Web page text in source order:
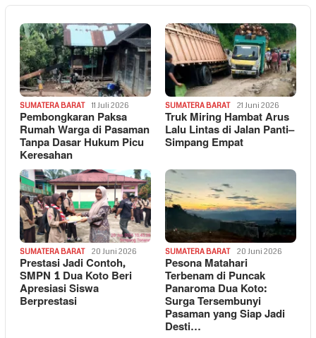
SUMATERA BARAT 11 Juli 2026
Pembongkaran Paksa
Rumah Warga di Pasaman
Tanpa Dasar Hukum Picu
Keresahan
SUMATERA BARAT 21 Juni 2026
Truk Miring Hambat Arus
Lalu Lintas di Jalan Panti–
Simpang Empat
SUMATERA BARAT 20 Juni 2026
Prestasi Jadi Contoh,
SMPN 1 Dua Koto Beri
Apresiasi Siswa
Berprestasi
SUMATERA BARAT 20 Juni 2026
Pesona Matahari
Terbenam di Puncak
Panaroma Dua Koto:
Surga Tersembunyi
Pasaman yang Siap Jadi
Desti…